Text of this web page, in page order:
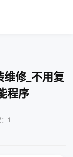
修_不用复
程序
1